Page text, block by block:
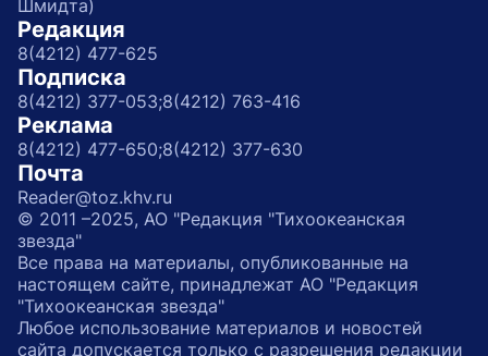
Шмидта)
Редакция
8(4212) 477-625
Подписка
8(4212) 377-053;8(4212) 763-416
Реклама
8(4212) 477-650;8(4212) 377-630
Почта
Reader@toz.khv.ru
© 2011 –2025, АО "Редакция "Тихоокеанская
звезда"
Все права на материалы, опубликованные на
настоящем сайте, принадлежат АО "Редакция
"Тихоокеанская звезда"
Любое использование материалов и новостей
сайта допускается только с разрешения редакции